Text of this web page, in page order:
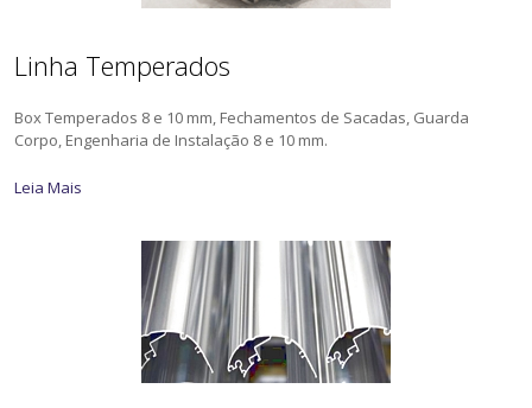
Linha Temperados
Box Temperados 8 e 10 mm, Fechamentos de Sacadas, Guarda
Corpo, Engenharia de Instalação 8 e 10 mm.
Leia Mais